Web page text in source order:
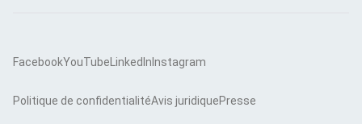
FacebookYouTubeLinkedIn Instagram
Politique de confidentialitéAvis juridiquePresse